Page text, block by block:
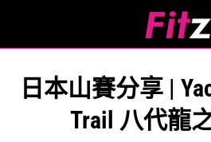
日本山賽分享 |
Trail 八代龍